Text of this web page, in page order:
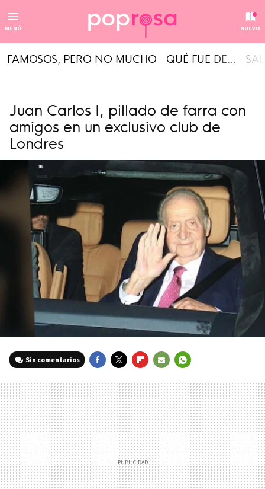
MENÚ NUEVO
FAMOSOS, PERO NO MUCHO QUÉ FUE DE...
Juan Carlos I, pillado de farra con
amigos en un exclusivo club de
Londres
Sin comentarios
MAIL